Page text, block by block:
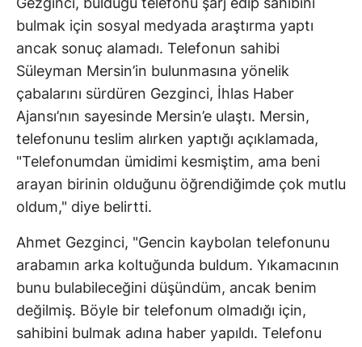
bulmak için sosyal medyada araştırma yaptı
ancak sonuç alamadı. Telefonun sahibi
Süleyman Mersin’in bulunmasına yönelik
çabalarını sürdüren Gezginci, İhlas Haber
Ajansı’nın sayesinde Mersin’e ulaştı. Mersin,
telefonunu teslim alırken yaptığı açıklamada,
"Telefonumdan ümidimi kesmiştim, ama beni
arayan birinin olduğunu öğrendiğimde çok mutlu
oldum," diye belirtti.
Ahmet Gezginci, "Gencin kaybolan telefonunu
arabamın arka koltuğunda buldum. Yıkamacının
bunu bulabileceğini düşündüm, ancak benim
değilmiş. Böyle bir telefonum olmadığı için,
sahibini bulmak adına haber yapıldı. Telefonu